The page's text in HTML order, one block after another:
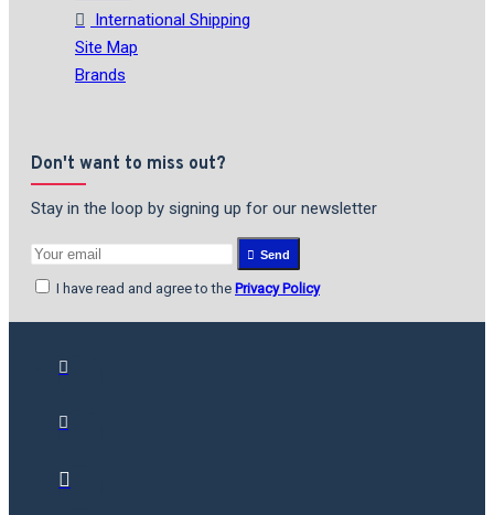
International Shipping
Site Map
Brands
Don't want to miss out?
Stay in the loop by signing up for our newsletter
Send
I have read and agree to the Privacy Policy